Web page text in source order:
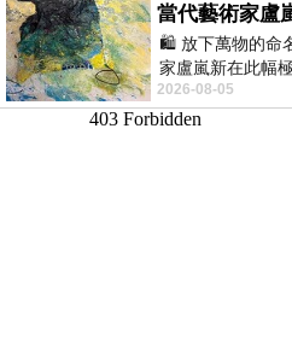
🛍️ 放下萬物的命
家盧嵐新在此幅
材新作中，直接
2026-08-05